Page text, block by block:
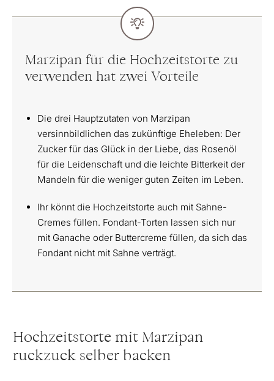
Marzipan für die Hochzeitstorte zu
verwenden hat zwei Vorteile
Die drei Hauptzutaten von Marzipan
versinnbildlichen das zukünftige Eheleben: Der
Zucker für das Glück in der Liebe, das Rosenöl
für die Leidenschaft und die leichte Bitterkeit der
Mandeln für die weniger guten Zeiten im Leben.
Ihr könnt die Hochzeitstorte auch mit Sahne-
Cremes füllen. Fondant-Torten lassen sich nur
mit Ganache oder Buttercreme füllen, da sich das
Fondant nicht mit Sahne verträgt.
Hochzeitstorte mit Marzipan
ruckzuck selber backen